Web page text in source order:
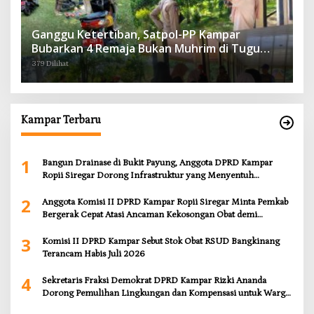
Ganggu Ketertiban, Satpol-PP Kampar
Bubarkan 4 Remaja Bukan Muhrim di Tugu
Batu Hitam dan Tigo Tungku Sajoangan
379 Dilihat
Kampar Terbaru
1
Bangun Drainase di Bukit Payung, Anggota DPRD Kampar
Ropii Siregar Dorong Infrastruktur yang Menyentuh
2
Anggota Komisi II DPRD Kampar Ropii Siregar Minta Pemkab
Bergerak Cepat Atasi Ancaman Kekosongan Obat demi
3
Komisi II DPRD Kampar Sebut Stok Obat RSUD Bangkinang
Terancam Habis Juli 2026
4
Sekretaris Fraksi Demokrat DPRD Kampar Rizki Ananda
Dorong Pemulihan Lingkungan dan Kompensasi untuk Warga